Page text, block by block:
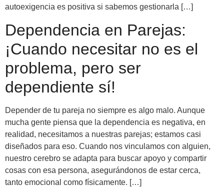
autoexigencia es positiva si sabemos gestionarla […]
Dependencia en Parejas:
¡Cuando necesitar no es el
problema, pero ser
dependiente sí!
Depender de tu pareja no siempre es algo malo. Aunque
mucha gente piensa que la dependencia es negativa, en
realidad, necesitamos a nuestras parejas; estamos casi
diseñados para eso. Cuando nos vinculamos con alguien,
nuestro cerebro se adapta para buscar apoyo y compartir
cosas con esa persona, asegurándonos de estar cerca,
tanto emocional como físicamente. […]